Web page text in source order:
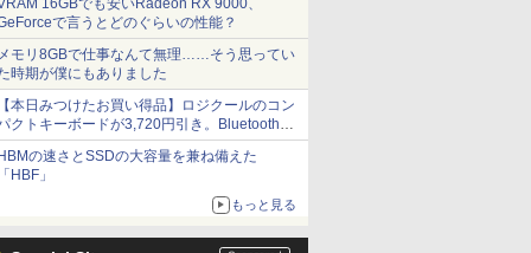
16GBでも安いRadeon RX 9000、
で言うとどのぐらいの性能？
モリ8GBで仕事なんて無理……そう思ってい
時期が僕にもありました
本日みつけたお買い得品】ロジクールのコン
クトキーボードが3,720円引き。Bluetoothで3
接続対応
の速さとSSDの大容量を兼ね備えた
HBF」
もっと見る